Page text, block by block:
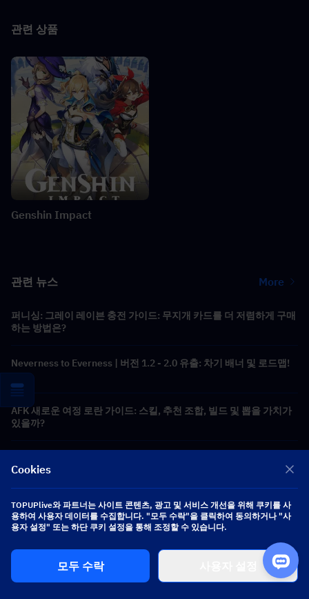
관련 상품
Genshin Impact
관련 뉴스 More
퍼니싱: 그레이 레이븐 충전 가이드: 무지개 카드를 더 저렴하게 구매
하는 방법은?
Neverness to Everness | 버전 1.2 - 2.0 유출: 차기 배너 및 로드맵!
AFK 새로운 여정 로란 가이드: 스킬, 추천 조합, 빌드 및 뽑을 가치가
있을까?
매하는 방법은?
AFK 새로운 여정 보라시아 가이드: 스킬, 추천 조합, 빌드 및 뽑을 가
치가 있을까?
DC: 다크 리전 충전 가이드: 플래닛 코인을 더 저렴하고 안전하게 구
매하는 방법
Cookies
TOPUPlive와 파트너는 사이트 콘텐츠, 광고 및 서비스 개선을 위해 쿠키를 사
용하여 사용자 데이터를 수집합니다. "모두 수락"을 클릭하여 동의하거나 "사
용자 설정" 또는 하단 쿠키 설정을 통해 조정할 수 있습니다.
모두 수락